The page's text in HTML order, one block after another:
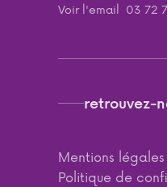
Voir l'email 03 72
Mentions légales
Politique de
retrouvez-